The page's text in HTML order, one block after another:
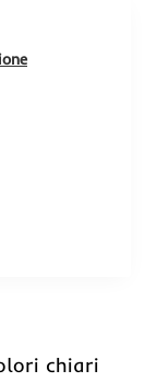
chiari